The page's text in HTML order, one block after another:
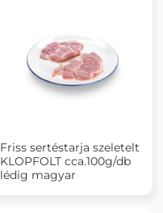
Friss sertéstarja szeletelt
KLOPFOLT cca.100g/db
lédig magyar